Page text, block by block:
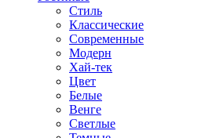
Стиль
Классические
Современные
Модерн
Хай-тек
Цвет
Белые
Венге
Светлые